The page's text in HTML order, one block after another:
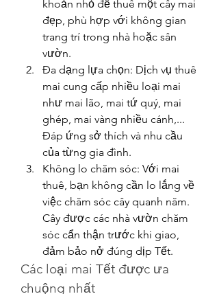
khoản nhỏ để thuê một cây mai
đẹp, phù hợp với không gian
trang trí trong nhà hoặc sân
vườn.
Đa dạng lựa chọn: Dịch vụ thuê
mai cung cấp nhiều loại mai
như mai lão, mai tứ quý, mai
ghép, mai vàng nhiều cánh,...
Đáp ứng sở thích và nhu cầu
của từng gia đình.
Không lo chăm sóc: Với mai
thuê, bạn không cần lo lắng về
việc chăm sóc cây quanh năm.
Cây được các nhà vườn chăm
sóc cẩn thận trước khi giao,
đảm bảo nở đúng dịp Tết.
Các loại mai Tết được ưa
chuộng nhất